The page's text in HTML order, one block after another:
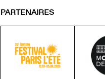
PARTENAIRES